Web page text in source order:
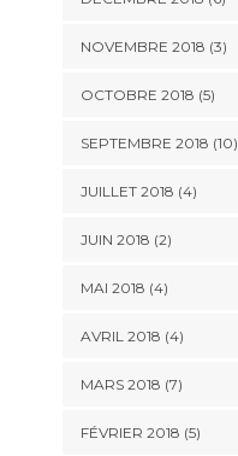
NOVEMBRE 2018 (3)
OCTOBRE 2018 (5)
SEPTEMBRE 2018 (10)
JUILLET 2018 (4)
JUIN 2018 (2)
MAI 2018 (4)
AVRIL 2018 (4)
MARS 2018 (7)
FÉVRIER 2018 (5)